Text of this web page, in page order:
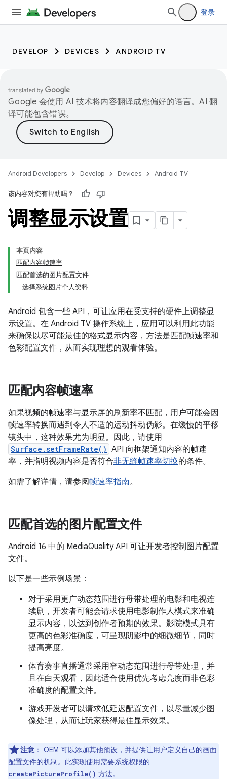
登录
DEVELOP DEVICES ANDROID TV
Google 会使用 AI 技术将内容翻译成您偏好的语言。AI 翻
译可能包含错误。
Android Developers Develop Devices Android TV
该内容对您有帮助吗？
调整显示设置
本页内容
匹配内容帧速率
匹配首选的图片配置文件
选择系统图片个人资料
Android 包含一些 API，可让应用在受支持的硬件上调整显
示设置。在 Android TV 操作系统上，应用可以利用此功能
来确保以尽可能最佳的格式显示内容，方法是匹配帧速率和
色彩配置文件，从而实现理想的观看体验。
匹配内容帧速率
如果视频的帧速率与显示屏的刷新率不匹配，用户可能会因
帧速率转换而遇到令人不适的运动抖动伪影。在缓慢的平移
镜头中，这种效果尤为明显。因此，请使用
Surface.setFrameRate() API 向框架通知内容的帧速
率，并指明视频内容是否符合非无缝帧速率切换的条件。
如需了解详情，请参阅帧速率指南。
匹配首选的图片配置文件
Android 16 中的 MediaQuality API 可让开发者控制图片配置
文件。
以下是一些示例场景：
对于采用更广动态范围进行母带处理的电影和电视连
续剧，开发者可能会请求使用电影制作人模式来准确
显示内容，以达到创作者预期的效果。影院模式具有
更高的色彩准确度，可呈现阴影中的细微细节，同时
提高亮度。
体育赛事直播通常采用窄动态范围进行母带处理，并
且在白天观看，因此适合使用优先考虑亮度而非色彩
准确度的配置文件。
游戏开发者可以请求低延迟配置文件，以尽量减少图
像处理，从而让玩家获得最佳显示效果。
注意 ： OEM 可以添加其他预设，并提供让用户定义自己的画面
配置文件的机制。此实现使用需要系统权限的
createPictureProfile() 方法。